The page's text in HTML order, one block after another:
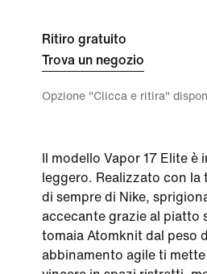
Ritiro gratuito
Trova un negozio
Opzione "Clicca e ritira"
Il modello Vapor 17 Elite
leggero. Realizzato con
di sempre di Nike,
accecante grazie al piatto
tomaia Atomknit dal peso
abbinamento agile ti